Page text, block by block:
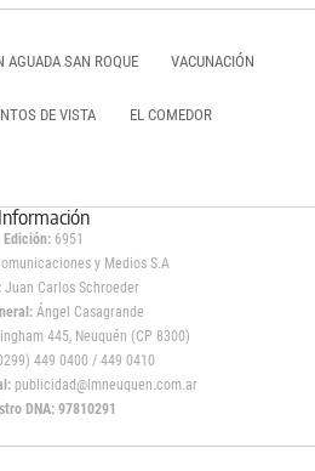
AGUADA SAN ROQUE VACUNACIÓN
DE VISTA EL COMEDOR
Información
Edición: 6951
y Medios S.A
Juan Carlos Schroeder
Ángel Casagrande
445, Neuquén (CP 8300)
449 0400 / 449 0410
publicidad@lmneuquen.com.ar
DNA: 97810291